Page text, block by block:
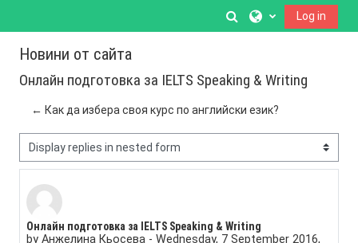
Toggle search
Log in
Новини от сайта
Онлайн подготовка за IELTS Speaking & Writing
← Как да избера своя курс по английски език?
Display mode
Онлайн подготовка за IELTS Speaking & Writing
by Анжелина Кьосева- Wednesday, 7 September 2016,
Number of replies: 0